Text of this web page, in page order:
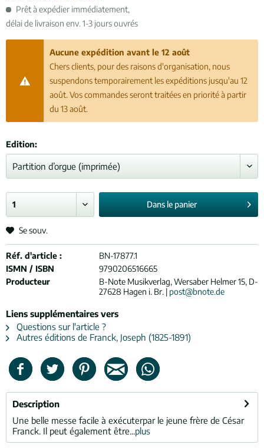
Prêt à expédier immédiatement,
délai de livraison env. 1-3 jours ouvrés
Aucune expédition avant le 12 août
Chers clients, pour des raisons d'organisation, nous
suspendons temporairement les expéditions jusqu'au 12
août. Vos commandes seront traitées en priorité à partir
du 13 août.
Edition:
Dans le panier
Se souv.
Réf. d'article :
BN-17877.1
ISMN / ISBN
9790206516665
Producteur
B-Note Musikverlag, Wersaber Helmer 15, D-
27628 Hagen i. Br. | post@bnote.de
Liens supplémentaires vers
Questions sur l'article ?
Autres éditions de Franck, Joseph (1825-1891)
Description
Une belle messe facile à exécuterpar le jeune frère de César
Franck. Il peut également être...plus